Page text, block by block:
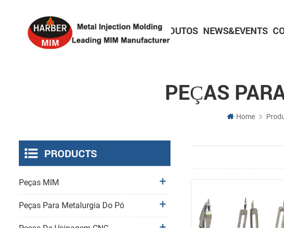
HOME SOBRE PRODUTOS NEWS&EVENTS
PEÇAS
Home
PRODUCTS
Peças MIM
Peças Para Metalurgia Do Pó